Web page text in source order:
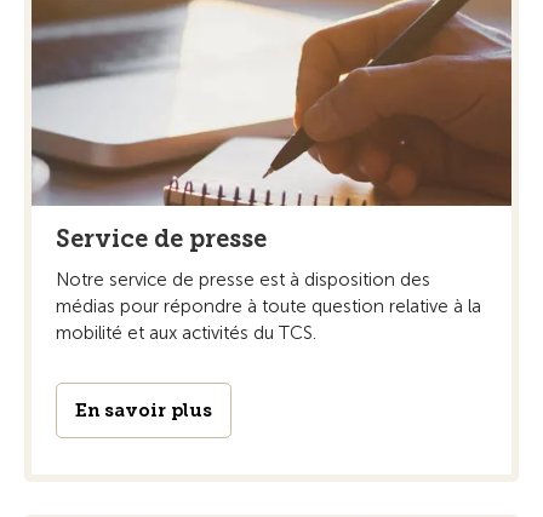
Service de presse
Notre service de presse est à disposition des
médias pour répondre à toute question relative à la
mobilité et aux activités du TCS.
En savoir plus